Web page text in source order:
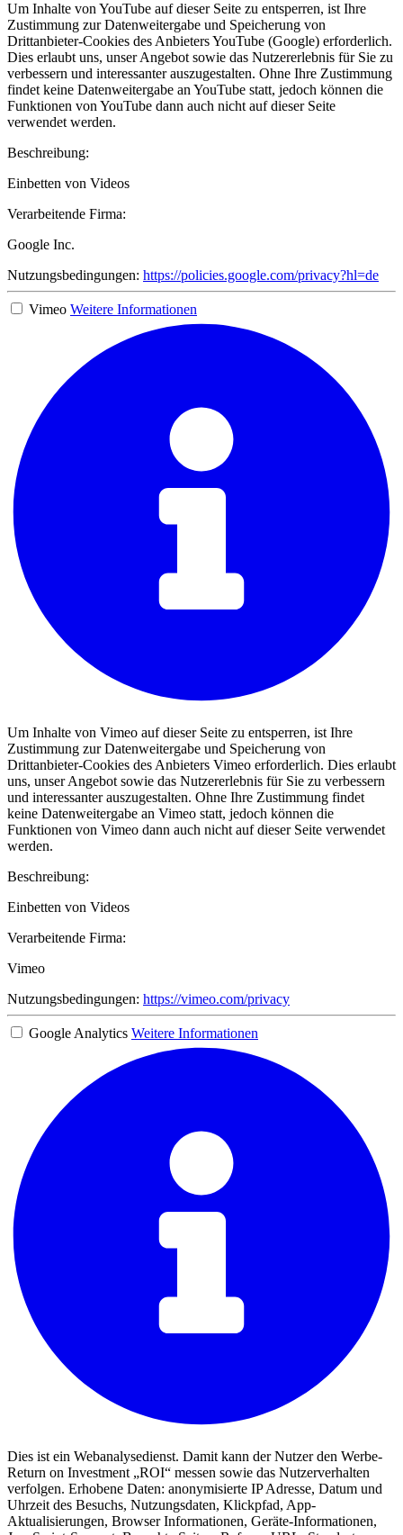
Um Inhalte von YouTube auf dieser Seite zu entsperren, ist Ihre
Zustimmung zur Datenweitergabe und Speicherung von
Drittanbieter-Cookies des Anbieters YouTube (Google) erforderlich.
Dies erlaubt uns, unser Angebot sowie das Nutzererlebnis für Sie zu
verbessern und interessanter auszugestalten. Ohne Ihre Zustimmung
findet keine Datenweitergabe an YouTube statt, jedoch können die
Funktionen von YouTube dann auch nicht auf dieser Seite
verwendet werden.
Beschreibung:
Einbetten von Videos
Verarbeitende Firma:
Google Inc.
Nutzungsbedingungen: https://policies.google.com/privacy?hl=de
Vimeo Weitere Informationen
Um Inhalte von Vimeo auf dieser Seite zu entsperren, ist Ihre
Zustimmung zur Datenweitergabe und Speicherung von
Drittanbieter-Cookies des Anbieters Vimeo erforderlich. Dies erlaubt
uns, unser Angebot sowie das Nutzererlebnis für Sie zu verbessern
und interessanter auszugestalten. Ohne Ihre Zustimmung findet
keine Datenweitergabe an Vimeo statt, jedoch können die
Funktionen von Vimeo dann auch nicht auf dieser Seite verwendet
werden.
Beschreibung:
Einbetten von Videos
Verarbeitende Firma:
Vimeo
Nutzungsbedingungen: https://vimeo.com/privacy
Google Analytics Weitere Informationen
Dies ist ein Webanalysedienst. Damit kann der Nutzer den Werbe-
Return on Investment „ROI“ messen sowie das Nutzerverhalten
verfolgen. Erhobene Daten: anonymisierte IP Adresse, Datum und
Uhrzeit des Besuchs, Nutzungsdaten, Klickpfad, App-
Aktualisierungen, Browser Informationen, Geräte-Informationen,